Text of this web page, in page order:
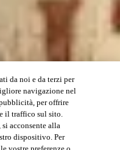
da noi e da terzi per
navigazione nel
per offrire
il traffico sul sito.
acconsente alla
dispositivo. Per